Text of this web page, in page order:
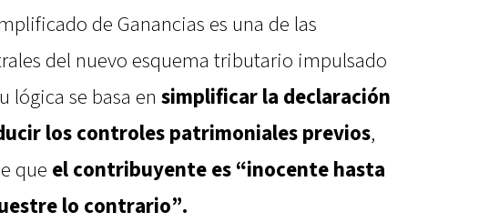
de Ganancias es una de las
del nuevo esquema tributario impulsado
lógica se basa en simplificar la declaración
los controles patrimoniales previos,
que el contribuyente es “inocente hasta
lo contrario”.